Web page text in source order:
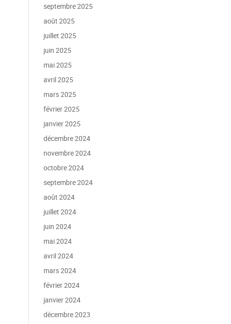
septembre 2025
août 2025
juillet 2025
juin 2025
mai 2025
avril 2025
mars 2025
février 2025
janvier 2025
décembre 2024
novembre 2024
octobre 2024
septembre 2024
août 2024
juillet 2024
juin 2024
mai 2024
avril 2024
mars 2024
février 2024
janvier 2024
décembre 2023